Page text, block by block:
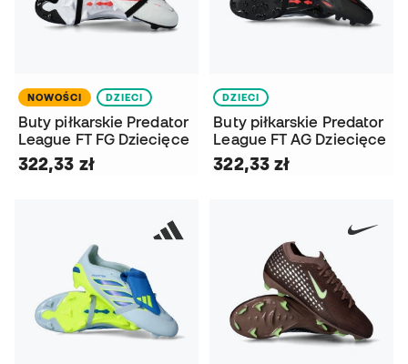
NOWOŚCI DZIECI
Buty piłkarskie Predator
League FT FG Dziecięce
322,33 zł
DZIECI
Buty piłkarskie Predator
League FT AG Dziecięce
322,33 zł